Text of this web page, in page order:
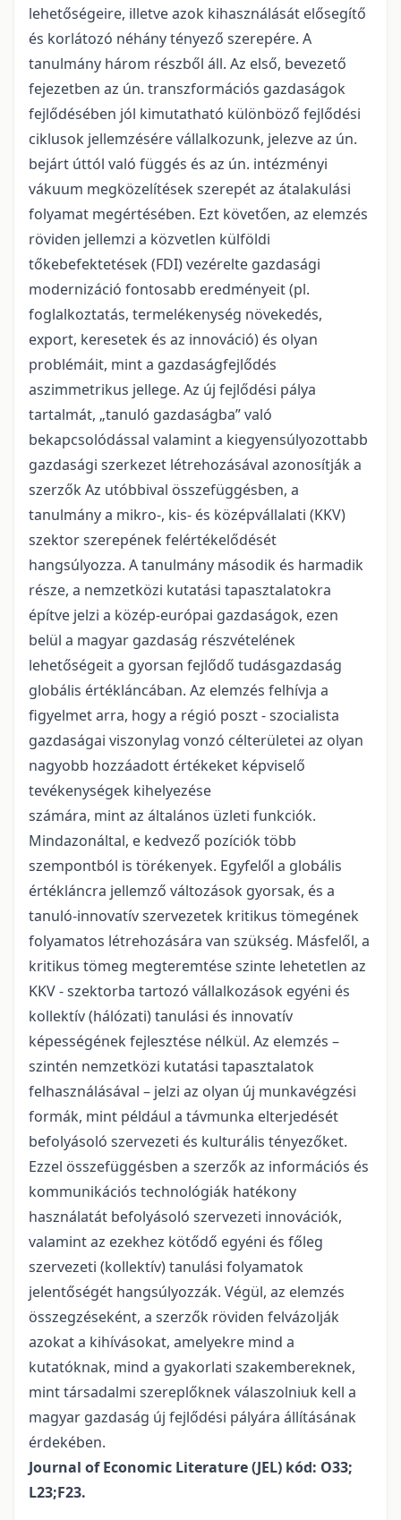
lehetőségeire, illetve azok kihasználását elősegítő
és korlátozó néhány tényező szerepére. A
tanulmány három részből áll. Az első, bevezető
fejezetben az ún. transzformációs gazdaságok
fejlődésében jól kimutatható különböző fejlődési
ciklusok jellemzésére vállalkozunk, jelezve az ún.
bejárt úttól való függés és az ún. intézményi
vákuum megközelítések szerepét az átalakulási
folyamat megértésében. Ezt követően, az elemzés
röviden jellemzi a közvetlen külföldi
tőkebefektetések (FDI) vezérelte gazdasági
modernizáció fontosabb eredményeit (pl.
foglalkoztatás, termelékenység növekedés,
export, keresetek és az innováció) és olyan
problémáit, mint a gazdaságfejlődés
aszimmetrikus jellege. Az új fejlődési pálya
tartalmát, „tanuló gazdaságba” való
bekapcsolódással valamint a kiegyensúlyozottabb
gazdasági szerkezet létrehozásával azonosítják a
szerzők Az utóbbival összefüggésben, a
tanulmány a mikro-, kis- és középvállalati (KKV)
szektor szerepének felértékelődését
hangsúlyozza. A tanulmány második és harmadik
része, a nemzetközi kutatási tapasztalatokra
építve jelzi a közép-európai gazdaságok, ezen
belül a magyar gazdaság részvételének
lehetőségeit a gyorsan fejlődő tudásgazdaság
globális értékláncában. Az elemzés felhívja a
figyelmet arra, hogy a régió poszt - szocialista
gazdaságai viszonylag vonzó célterületei az olyan
nagyobb hozzáadott értékeket képviselő
tevékenységek kihelyezése
számára, mint az általános üzleti funkciók.
Mindazonáltal, e kedvező pozíciók több
szempontból is törékenyek. Egyfelől a globális
értékláncra jellemző változások gyorsak, és a
tanuló-innovatív szervezetek kritikus tömegének
folyamatos létrehozására van szükség. Másfelől, a
kritikus tömeg megteremtése szinte lehetetlen az
KKV - szektorba tartozó vállalkozások egyéni és
kollektív (hálózati) tanulási és innovatív
képességének fejlesztése nélkül. Az elemzés –
szintén nemzetközi kutatási tapasztalatok
felhasználásával – jelzi az olyan új munkavégzési
formák, mint például a távmunka elterjedését
befolyásoló szervezeti és kulturális tényezőket.
Ezzel összefüggésben a szerzők az információs és
kommunikációs technológiák hatékony
használatát befolyásoló szervezeti innovációk,
valamint az ezekhez kötődő egyéni és főleg
szervezeti (kollektív) tanulási folyamatok
jelentőségét hangsúlyozzák. Végül, az elemzés
összegzéseként, a szerzők röviden felvázolják
azokat a kihívásokat, amelyekre mind a
kutatóknak, mind a gyakorlati szakembereknek,
mint társadalmi szereplőknek válaszolniuk kell a
magyar gazdaság új fejlődési pályára állításának
érdekében.
Journal of Economic Literature (JEL) kód: O33;
L23;F23.